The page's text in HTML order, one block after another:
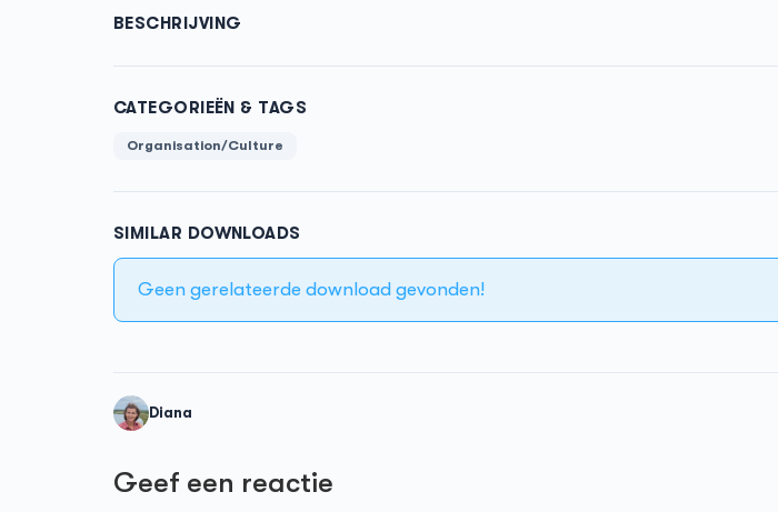
BESCHRIJVING
CATEGORIEËN & TAGS
Organisation/Culture
SIMILAR DOWNLOADS
Geen gerelateerde download gevonden!
Diana
Geef een reactie